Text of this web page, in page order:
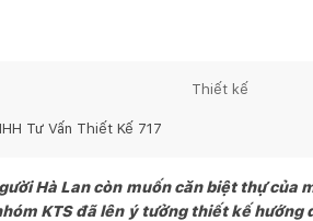
Thiết kế
Tư Vấn Thiết Kế 717
Hà Lan còn muốn căn biệt thự của
KTS đã lên ý tưởng thiết kế